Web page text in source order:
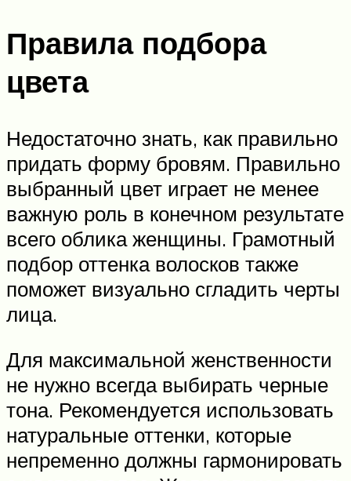
Правила подбора
цвета
Недостаточно знать, как правильно
придать форму бровям. Правильно
выбранный цвет играет не менее
важную роль в конечном результате
всего облика женщины. Грамотный
подбор оттенка волосков также
поможет визуально сгладить черты
лица.
Для максимальной женственности
не нужно всегда выбирать черные
тона. Рекомендуется использовать
натуральные оттенки, которые
непременно должны гармонировать